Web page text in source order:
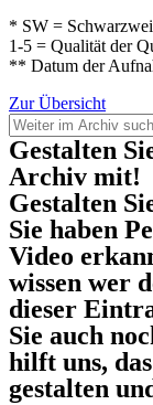
* SW =
1-5 = Qualität der
** Datum der
Zur Übersicht
Gestalten
Archiv mit!
Gestalten
Sie haben
Video
wissen wer
dieser
Sie auch
hilft uns,
gestalten